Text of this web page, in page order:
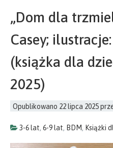
„Dom dla
Casey;
(książka dla
2025)
Opublikowano 22 lipca 2025
3-6 lat, 6-9 lat, BDM, Książki